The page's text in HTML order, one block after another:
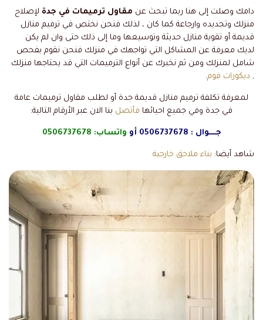
دامك وصلت إلى هنا ربما تبحث عن مقاول ترميمات في جدة لإصلاح
منزلك وتجديده وارجاعة كما كان ، لذلك فنحن نختص في ترميم منازل
قديمة أو تقوية منازل حديثة وتوسيعها وما إلى ذلك حتى وان لم يكن
لديك معرفة عن المشاكل التي تواجهك في منزلك فنحن نقوم بفحص
شامل لمنزلك ومن ثم نخبرك عن أنواع الترميمات التي قد يحتاجها منزلك
, ديكورات فوم.
لمعرفة تكلفة ترميم منازل قديمة جدة أو لطلب مقاول ترميمات عامة
في جدة وفي جميع احيائها فأتصل بنا الان عبر الأرقام التالية:
جــــوال : 0506737678 أو واتساب: 0506737678
شاهد أيضا: بناء ملاحق خارجية